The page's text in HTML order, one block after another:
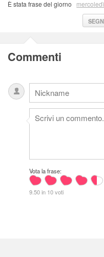
È stata frase del giorno
Commenti
Vota la frase:
9.50 in 10 voti